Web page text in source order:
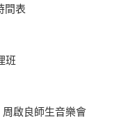
間表
班
啟良師生音樂會